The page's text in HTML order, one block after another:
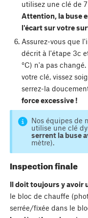
utilisez une clé de
Attention, la buse
l'écart sur votre
Assurez-vous que
décrit à l'étape 3c
°C) n'a pas
votre clé, vissez
serrez-la
force excessive !
Nos équipes de
utilise une clé
serrent la buse
mètre).
Inspection finale
Il doit toujours y avoir
le bloc de chauffe
serrée/fixée dans le